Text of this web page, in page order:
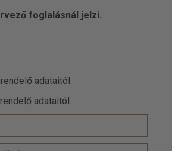
foglalásnál jelzi.
adataitól.
adataitól.